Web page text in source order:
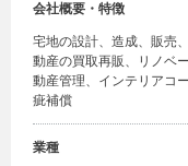
会社概要・特徴
宅地の設計、造成、販売
動産の買取再販、リノベ
動産管理、インテリアコ
疵補償
業種